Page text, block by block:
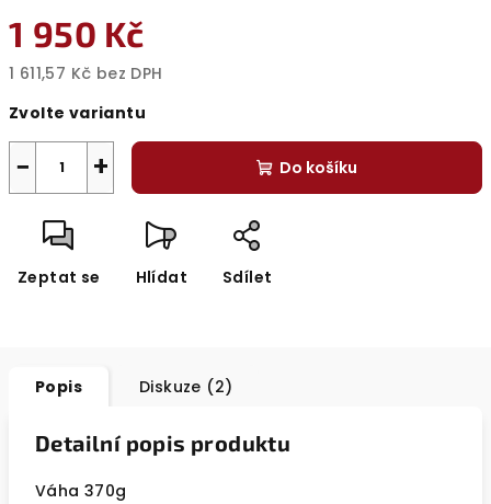
1 950 Kč
1 611,57 Kč bez DPH
cena:
Zvolte variantu
+
− Do košíku
Zeptat se Hlídat Sdílet
Popis Diskuze (2)
Detailní popis produktu
Váha 370g